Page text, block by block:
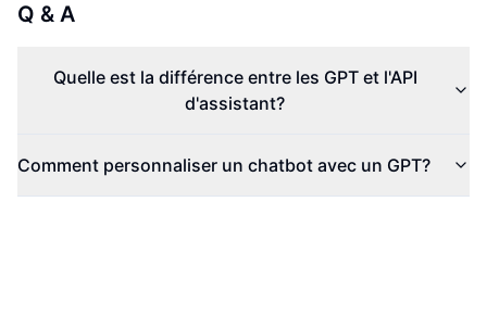
Q & A
Quelle est la différence entre les GPT et l'API
d'assistant?
Comment personnaliser un chatbot avec un GPT?